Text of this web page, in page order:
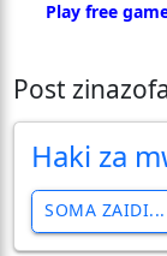
Play free
Post
Haki za
SOMA ZAIDI...